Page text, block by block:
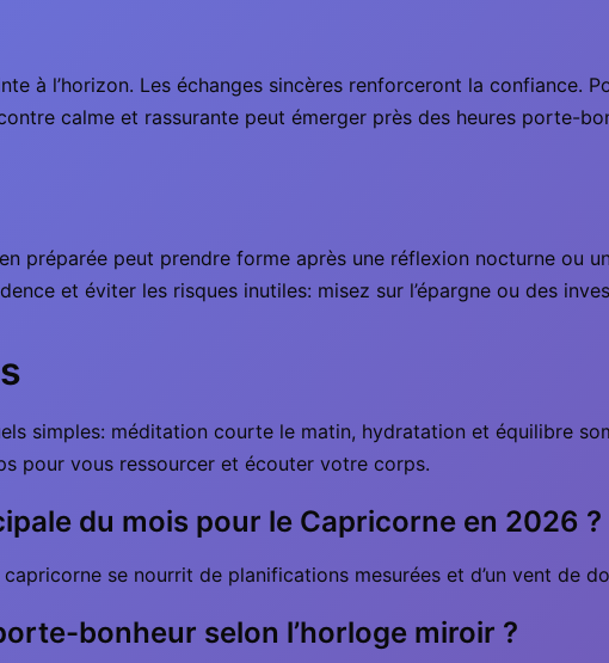
à l’horizon. Les échanges sincères renforceront la confiance.
calme et rassurante peut émerger près des heures porte-
préparée peut prendre forme après une réflexion nocturne ou
et éviter les risques inutiles: misez sur l’épargne ou des
simples: méditation courte le matin, hydratation et équilibre
pour vous ressourcer et écouter votre corps.
du mois pour le Capricorne en 2026 ?
capricorne se nourrit de planifications mesurées et d’un vent de
bonheur selon l’horloge miroir ?